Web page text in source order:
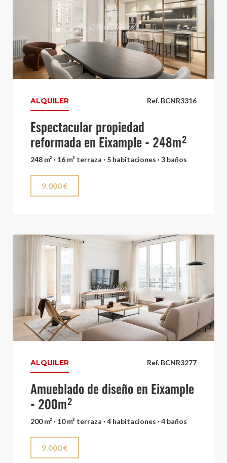
Ref. BCNR3316
ALQUILER
Espectacular propiedad
reformada en Eixample - 248m²
248 m² · 16 m² terraza · 5 habitaciones · 3 baños
9.000 €
Ref. BCNR3277
ALQUILER
Amueblado de diseño en Eixample
- 200m²
200 m² · 10 m² terraza · 4 habitaciones · 4 baños
9.000 €